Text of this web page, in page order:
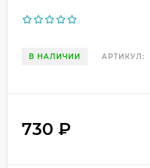
В НАЛИЧИИ АРТИКУЛ:
730 ₽